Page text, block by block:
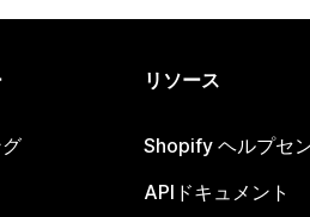
リソース
Shopify ヘルプセ
APIドキュメント